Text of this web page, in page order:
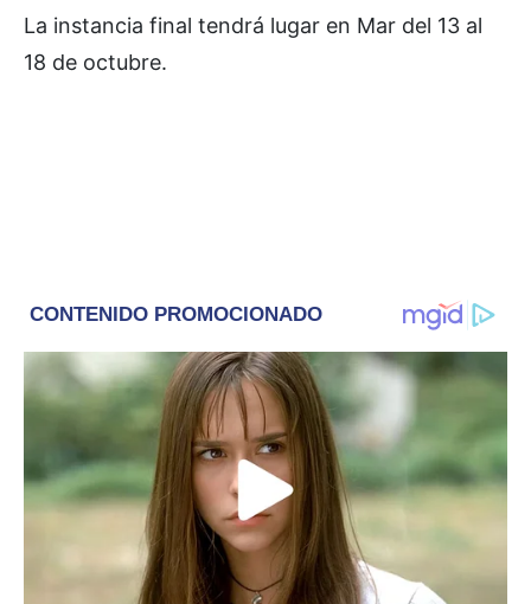
La instancia final tendrá lugar en Mar del 13 al
18 de octubre.